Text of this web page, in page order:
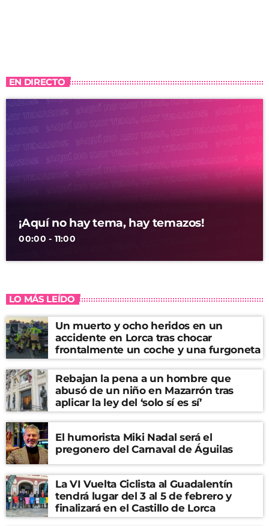
EN DIRECTO
¡Aquí no hay tema, hay temazos!
00:00 - 11:00
LO MÁS LEÍDO
Un muerto y ocho heridos en un
accidente en Lorca tras chocar
frontalmente un coche y una furgoneta
Rebajan la pena a un hombre que
abusó de un niño en Mazarrón tras
aplicar la ley del ‘solo sí es sí’
El humorista Miki Nadal será el
pregonero del Carnaval de Águilas
La VI Vuelta Ciclista al Guadalentín
tendrá lugar del 3 al 5 de febrero y
finalizará en el Castillo de Lorca